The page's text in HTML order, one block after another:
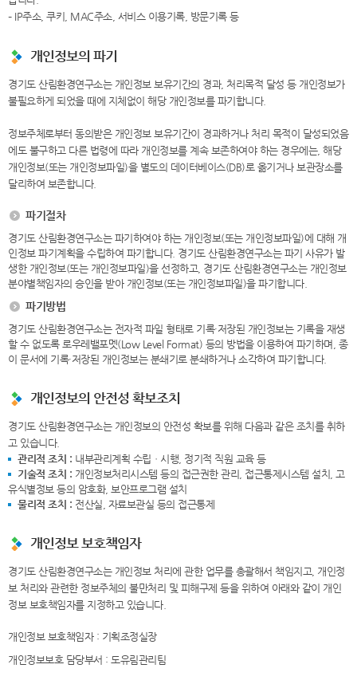
– IP주소, 쿠키, MAC주소, 서비스 이용기록, 방문기록 등
개인정보의 파기
경기도 산림환경연구소는 개인정보 보유기간의 경과, 처리목적 달성 등 개인정보가
불필요하게 되었을 때에 지체없이 해당 개인정보를 파기합니다.
정보주체로부터 동의받은 개인정보 보유기간이 경과하거나 처리 목적이 달성되었음
에도 불구하고 다른 법령에 따라 개인정보를 계속 보존하여야 하는 경우에는, 해당
개인정보(또는 개인정보파일)을 별도의 데이터베이스(DB)로 옮기거나 보관장소를
달리하여 보존합니다.
파기절차
경기도 산림환경연구소는 파기하여야 하는 개인정보(또는 개인정보파일)에 대해 개
인정보 파기계획을 수립하여 파기합니다. 경기도 산림환경연구소는 파기 사유가 발
생한 개인정보(또는 개인정보파일)을 선정하고, 경기도 산림환경연구소는 개인정보
분야별책임자의 승인을 받아 개인정보(또는 개인정보파일)을 파기합니다.
파기방법
경기도 산림환경연구소는 전자적 파일 형태로 기록·저장된 개인정보는 기록을 재생
할 수 없도록 로우레밸포멧(Low Level Format) 등의 방법을 이용하여 파기하며, 종
이 문서에 기록·저장된 개인정보는 분쇄기로 분쇄하거나 소각하여 파기합니다.
개인정보의 안전성 확보조치
경기도 산림환경연구소는 개인정보의 안전성 확보를 위해 다음과 같은 조치를 취하
고 있습니다.
관리적 조치 : 내부관리계획 수립ㆍ시행, 정기적 직원 교육 등
기술적 조치 : 개인정보처리시스템 등의 접근권한 관리, 접근통제시스템 설치, 고
유식별정보 등의 암호화, 보안프로그램 설치
물리적 조치 : 전산실, 자료보관실 등의 접근통제
개인정보 보호책임자
경기도 산림환경연구소는 개인정보 처리에 관한 업무를 총괄해서 책임지고, 개인정
보 처리와 관련한 정보주체의 불만처리 및 피해구제 등을 위하여 아래와 같이 개인
정보 보호책임자를 지정하고 있습니다.
개인정보 보호책임자 : 기획조정실장
개인정보보호 담당부서 : 도유림관리팀